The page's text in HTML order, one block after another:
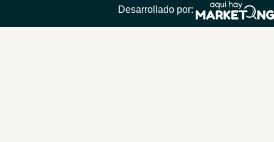
Desarrollado por: